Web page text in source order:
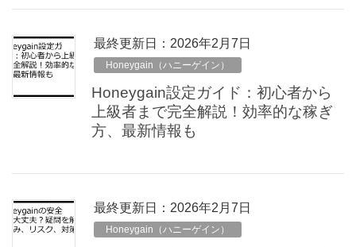
最終更新日：2026年2月7日
Honeygain（ハニーゲイン）
Honeygain設定ガイド：初心者から
上級者まで完全解説！効率的な稼ぎ
方、最新情報も
最終更新日：2026年2月7日
Honeygain（ハニーゲイン）